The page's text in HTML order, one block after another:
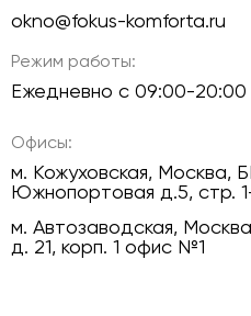
okno@fokus-komforta.ru
Режим работы:
Ежедневно с 09:00-20:00
Офисы:
м. Кожуховская, Москва,
Южнопортовая д.5, стр.
м. Автозаводская,
д. 21, корп. 1 офис №1